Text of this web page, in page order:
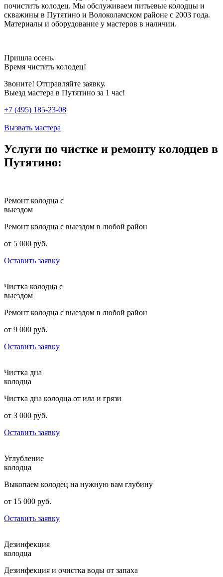
почистить колодец. Мы обслуживаем питьевые колодцы и
скважины в Путятино и Волоколамском районе с 2003 года.
Материалы и оборудование у мастеров в наличии.
Пришла осень.
Время чистить колодец!
Звоните! Отправляйте заявку.
Выезд мастера в Путятино за 1 час!
+7 (495) 185-23-08
Вызвать мастера
Услуги по чистке и ремонту колодцев в
Путятино:
Ремонт колодца с
выездом
Ремонт колодца с выездом в любой район
от 5 000 руб.
Оставить заявку
Чистка колодца с
выездом
Ремонт колодца с выездом в любой район
от 9 000 руб.
Оставить заявку
Чистка дна
колодца
Чистка дна колодца от ила и грязи
от 3 000 руб.
Оставить заявку
Углубление
колодца
Выкопаем колодец на нужную вам глубину
от 15 000 руб.
Оставить заявку
Дезинфекция
колодца
Дезинфекция и очистка воды от запаха